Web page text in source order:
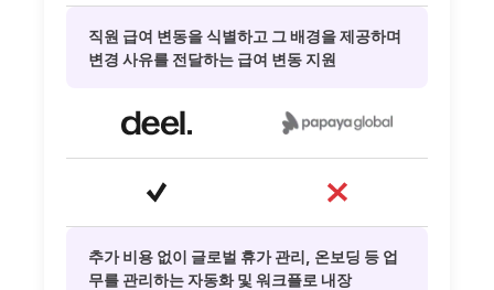
직원 급여 변동을 식별하고 그 배경을 제공하며
변경 사유를 전달하는 급여 변동 지원
추가 비용 없이 글로벌 휴가 관리, 온보딩 등 업
무를 관리하는 자동화 및 워크플로 내장